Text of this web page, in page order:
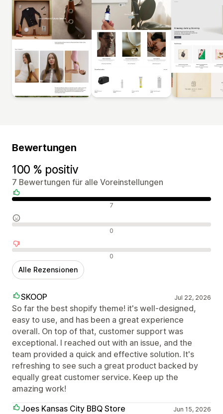
Bewertungen
100 % positiv
7 Bewertungen für alle Voreinstellungen
Positive Bewertungen 7
Neutrale Bewertungen 0
Negative Bewertungen 0
Alle Rezensionen
SKOOP Jul 22, 2026
So far the best shopify theme! it's well-designed,
easy to use, and has been a great experience
overall. On top of that, customer support was
exceptional. I reached out with an issue, and the
team provided a quick and effective solution. It's
refreshing to see such a great product backed by
equally great customer service. Keep up the
amazing work!
Joes Kansas City BBQ Store
Jun 15, 2026